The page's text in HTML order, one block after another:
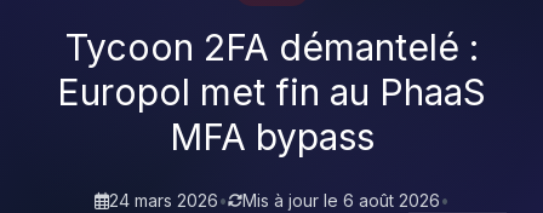
Tycoon 2FA démantelé :
Europol met fin au PhaaS
MFA bypass
24 mars 2026• Mis à jour le 6 août 2026•